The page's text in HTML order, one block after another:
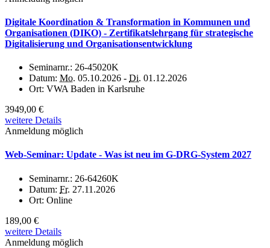
Digitale Koordination & Transformation in Kommunen und
Organisationen (DIKO) - Zertifikatslehrgang für strategische
Digitalisierung und Organisationsentwicklung
Seminarnr.: 26-45020K
Datum: Mo. 05.10.2026 - Di. 01.12.2026
Ort: VWA Baden in Karlsruhe
3949,00 €
weitere Details
Anmeldung möglich
Web-Seminar: Update - Was ist neu im G-DRG-System 2027
Seminarnr.: 26-64260K
Datum: Fr. 27.11.2026
Ort: Online
189,00 €
weitere Details
Anmeldung möglich